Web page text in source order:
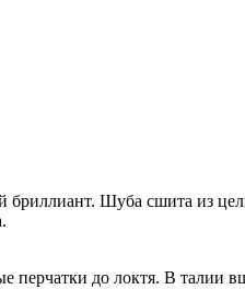
бриллиант. Шуба сшита из
перчатки до локтя. В талии